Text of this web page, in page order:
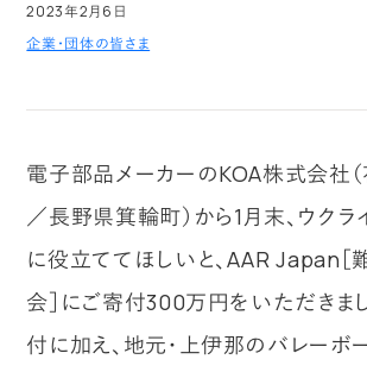
2023年2月6日
企業・団体の皆さま
電子部品メーカーのKOA株式会社
／長野県箕輪町）から1月末、ウク
に役立ててほしいと、AAR Japan［
会］にご寄付300万円をいただきま
付に加え、地元・上伊那のバレーボ